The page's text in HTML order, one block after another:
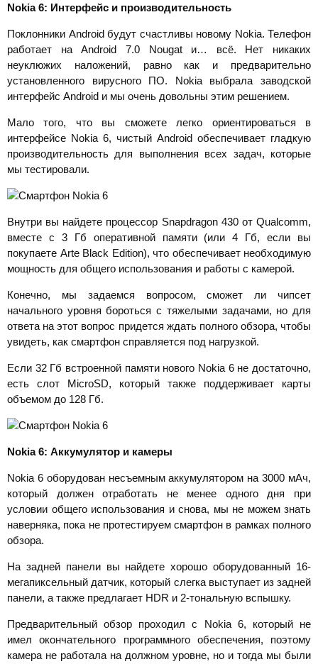
Nokia 6: Интерфейс и производительность
Поклонники Android будут счастливы новому Nokia. Телефон
работает на Android 7.0 Nougat и… всё. Нет никаких
неуклюжих наложений, равно как и предварительно
установленного вирусного ПО. Nokia выбрала заводской
интерфейс Android и мы очень довольны этим решением.
Мало того, что вы сможете легко ориентироваться в
интерфейсе Nokia 6, чистый Android обеспечивает гладкую
производительность для выполнения всех задач, которые
мы тестировали.
Внутри вы найдете процессор Snapdragon 430 от Qualcomm,
вместе с 3 Гб оперативной памяти (или 4 Гб, если вы
покупаете Arte Black Edition), что обеспечивает необходимую
мощность для общего использования и работы с камерой.
Конечно, мы задаемся вопросом, сможет ли чипсет
начального уровня бороться с тяжелыми задачами, но для
ответа на этот вопрос придется ждать полного обзора, чтобы
увидеть, как смартфон справляется под нагрузкой.
Если 32 Гб встроенной памяти нового Nokia 6 не достаточно,
есть слот MicroSD, который также поддерживает карты
объемом до 128 Гб.
Nokia 6: Аккумулятор и камеры
Nokia 6 оборудован несъемным аккумулятором на 3000 мАч,
который должен отработать не менее одного дня при
условии общего использования и снова, мы не можем знать
наверняка, пока не протестируем смартфон в рамках полного
обзора.
На задней панели вы найдете хорошо оборудованный 16-
мегапиксельный датчик, который слегка выступает из задней
панели, а также предлагает HDR и 2-тональную вспышку.
Предварительный обзор проходил с Nokia 6, который не
имел окончательного программного обеспечения, поэтому
камера не работала на должном уровне, но и тогда мы были